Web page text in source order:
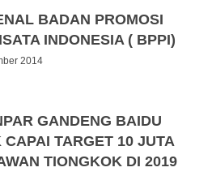
BADAN PROMOSI
INDONESIA ( BPPI)
2014
GANDENG BAIDU
CAPAI TARGET 10 JUTA
TIONGKOK DI 2019